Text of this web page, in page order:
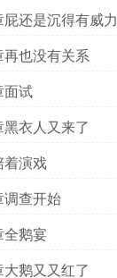
还是沉得有威力
也没有关系
面试
衣人又来了
着演戏
查开始
鹅宴
鹅又又红了